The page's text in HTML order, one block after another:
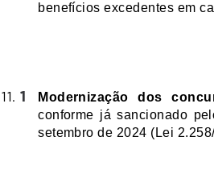
benefícios excedentes em
Modernização dos
conforme já sancionado
setembro de 2024 (Lei